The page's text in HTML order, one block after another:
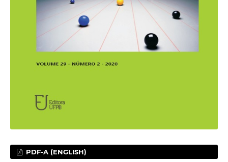
PDF-A (ENGLISH)